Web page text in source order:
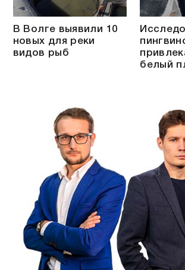
В Волге выявили 10
новых для реки
видов рыб
белый